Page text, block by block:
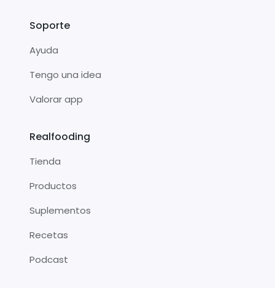
Soporte
Ayuda
Tengo una idea
Valorar app
Realfooding
Tienda
Productos
Suplementos
Recetas
Podcast